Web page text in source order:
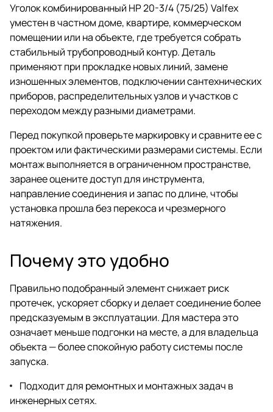
Уголок комбинированный НР 20-3/4 (75/25) Valfex
уместен в частном доме, квартире, коммерческом
помещении или на объекте, где требуется собрать
стабильный трубопроводный контур. Деталь
применяют при прокладке новых линий, замене
изношенных элементов, подключении сантехнических
приборов, распределительных узлов и участков с
переходом между разными диаметрами.
Перед покупкой проверьте маркировку и сравните ее с
проектом или фактическими размерами системы. Если
монтаж выполняется в ограниченном пространстве,
заранее оцените доступ для инструмента,
направление соединения и запас по длине, чтобы
установка прошла без перекоса и чрезмерного
натяжения.
Почему это удобно
Правильно подобранный элемент снижает риск
протечек, ускоряет сборку и делает соединение более
предсказуемым в эксплуатации. Для мастера это
означает меньше подгонки на месте, а для владельца
объекта — более спокойную работу системы после
запуска.
Подходит для ремонтных и монтажных задач в
инженерных сетях.